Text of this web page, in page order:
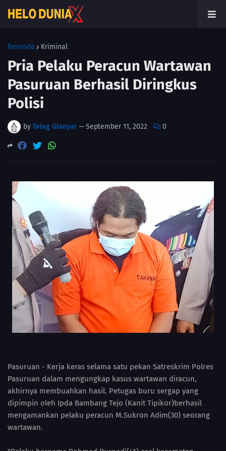
Beranda Kriminal
Pria Pelaku Peracun Wartawan
Pasuruan Berhasil Diringkus
Polisi
byTatag Gianyar—September 11, 2022 0
Pasuruan - Kerja keras selama satu pekan Satreskrim Polres
Pasuruan dalam mengungkap kasus wartawan diracun,
akhirnya membuahkan hasil. Petugas buru sergap yang
dipimpin oleh Ipda Bambang Tejo (Kanit Tipikor)berhasil
mengamankan pelaku peracun M.Sukron Adim(30) seorang
wartawan.